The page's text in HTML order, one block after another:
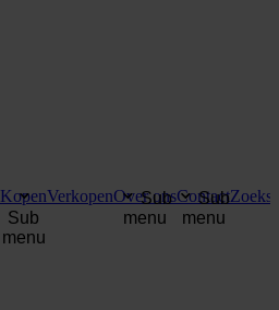
Kopen
Sub
menu
VerkopenOver ons
Sub
menu
Contact
Sub
menu